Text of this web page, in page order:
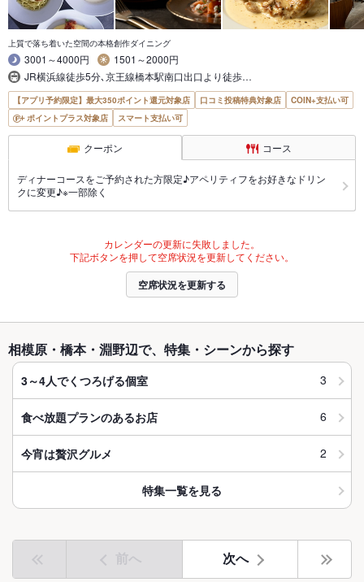
上質で落ち着いた空間の本格創作ダイニング
3001～4000円
1501～2000円
JR横浜線徒歩5分､京王線橋本駅南口出口より徒歩…
【アプリ予約限定】最大350ポイント還元対象店 口コミ投稿特典対象店
COIN+支払い可
ポイントプラス対象店
スマート支払い可
クーポン コース
ディナーコースをご予約された方限定♪アペリティフをお好きなドリン
クに変更♪※一部除く
カレンダーの更新に失敗しました。
下記ボタンを押して空席状況を更新してください。
空席状況を更新する
相模原・橋本・淵野辺で、特集・シーンから探す
3～4人でくつろげる個室 3
食べ放題プランのあるお店 6
今宵は贅沢グルメ 2
特集一覧を見る
前へ 次へ